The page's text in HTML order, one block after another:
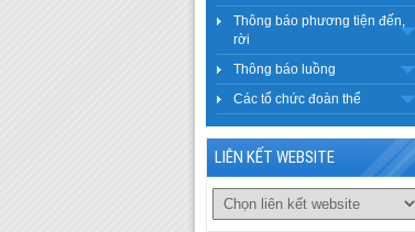
Thông báo phương tiện đến,
rời
Thông báo luồng
Các tổ chức đoàn thể
LIÊN KẾT WEBSITE